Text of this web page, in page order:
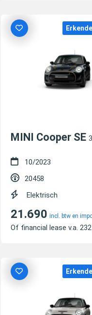
MINI Cooper SE
10/2023
20458
Elektrisch
21.690 incl. btw en
Of financial lease v.a.